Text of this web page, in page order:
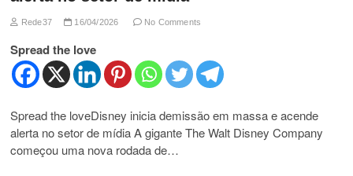
Rede37 16/04/2026 No Comments
Spread the love
Spread the loveDisney inicia demissão em massa e acende
alerta no setor de mídia A gigante The Walt Disney Company
começou uma nova rodada de…